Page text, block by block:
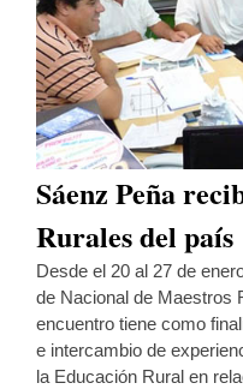
Sáenz Peña
Rurales del país
Desde el 20 al 27 de
de Nacional de Maestros
encuentro tiene como
e intercambio de
la Educación Rural en